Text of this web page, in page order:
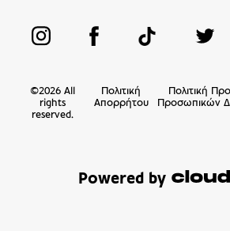
©2026 All
rights
reserved.
Πολιτική
Απορρήτου
Πολιτική
Προσωπικών
Powered by